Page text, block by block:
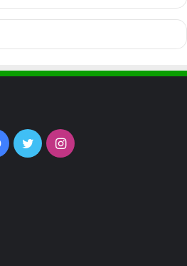
Facebook
TwitterInstagram